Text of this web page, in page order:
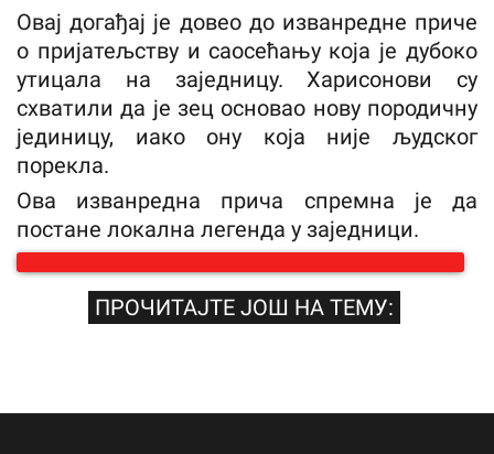
Овај догађај је довео до изванредне приче
о пријатељству и саосећању која је дубоко
утицала на заједницу. Харисонови су
схватили да је зец основао нову породичну
јединицу, иако ону која није људског
порекла.
Ова изванредна прича спремна је да
постане локална легенда у заједници.
ПРОЧИТАЈТЕ ЈОШ НА ТЕМУ: